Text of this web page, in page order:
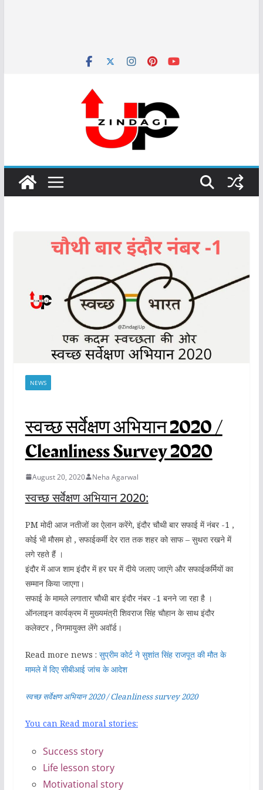
NEWS
स्वच्छ सर्वेक्षण अभियान 2020 /
Cleanliness Survey 2020
August 20, 2020 Neha Agarwal
स्वच्छ सर्वेक्षण अभियान 2020:
PM मोदी आज नतीजों का ऐलान करेंगे, इंदौर चौथी बार सफाई में नंबर -1 ,
कोई भी मौसम हो , सफाईकर्मी देर रात तक शहर को साफ – सुथरा रखने में
लगे रहते हैं ।
इंदौर में आज शाम इंदौर में हर घर में दीये जलाए जाएंगे और सफाईकर्मियों का
सम्मान किया जाएगा।
सफाई के मामले लगातार चौथी बार इंदौर नंबर -1 बनने जा रहा है ।
ऑनलाइन कार्यक्रम में मुख्यमंत्री शिवराज सिंह चौहान के साथ इंदौर
कलेक्टर , निगमायुक्त लेंगे अवॉर्ड।
Read more news : सुप्रीम कोर्ट ने सुशांत सिंह राजपूत की मौत के
मामले में दिए सीबीआई जांच के आदेश
स्वच्छ सर्वेक्षण अभियान 2020 / Cleanliness survey 2020
You can Read moral stories:
Success story
Life lesson story
Motivational story